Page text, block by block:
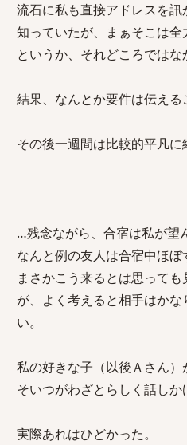
流石に私も直接アドレスを
知っていたが、まぁそこは全
というか、それどころではな
結果、なんとか要件は伝える
その後一週間は比較的平凡に
…残念ながら、合宿は私が望
なんと例の友人は合宿中ほぼ
まさかこう来るとは思っても
が、よく考えると相手はか
い。
私の好きな子（以後Ａさん）
そいつがわざとらしく話しか
実際あれはひどかった。